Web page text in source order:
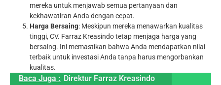
mereka untuk menjawab semua pertanyaan dan
kekhawatiran Anda dengan cepat.
Harga Bersaing: Meskipun mereka menawarkan kualitas
tinggi, CV. Farraz Kreasindo tetap menjaga harga yang
bersaing. Ini memastikan bahwa Anda mendapatkan nilai
terbaik untuk investasi Anda tanpa harus mengorbankan
kualitas.
Baca Juga : Direktur Farraz Kreasindo